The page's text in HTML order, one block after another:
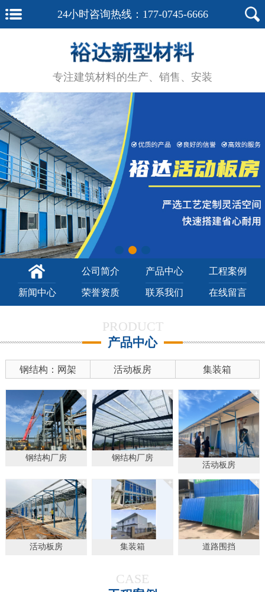
24小时咨询热线： 177-0745-6666
专注建筑材料的生产、销售、安装
公司简介 产品中心 工程案例
新闻中心 荣誉资质 联系我们 在线留言
PRODUCT
产品中心
钢结构：网架 活动板房 集装箱
钢结构厂房 钢结构厂房
活动板房
活动板房 集装箱 道路围挡
CASE